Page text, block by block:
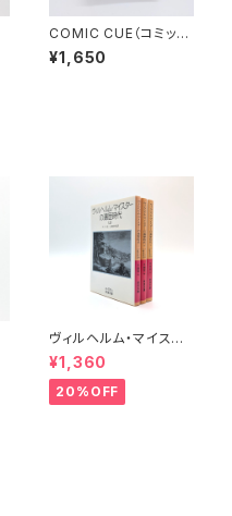
COMIC CUE（コミッ
ク・キュー）Vol.１ 創刊
号 江口寿史責任編集
¥1,650
ヴィルヘルム・マイスタ
ーの遍歴時代 (上)(中)
(下)（岩波文庫）
¥1,360
20%OFF